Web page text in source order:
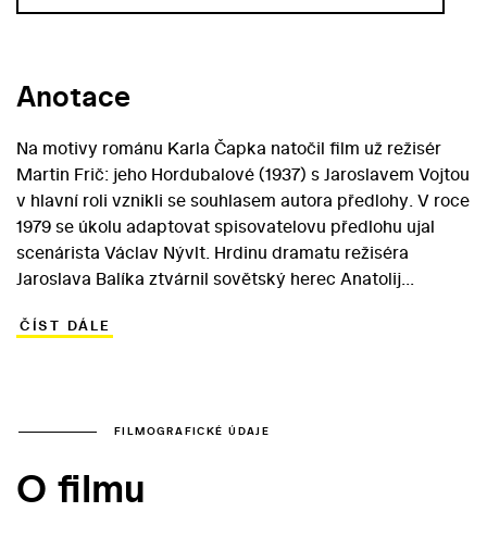
Anotace
Na motivy románu Karla Čapka natočil film už režisér
Martin Frič: jeho Hordubalové (1937) s Jaroslavem Vojtou
v hlavní roli vznikli se souhlasem autora předlohy. V roce
1979 se úkolu adaptovat spisovatelovu předlohu ujal
scenárista Václav Nývlt. Hrdinu dramatu režiséra
Jaroslava Balíka ztvárnil sovětský herec Anatolij
dřiny v daleké Americe. Rodina Juraje Hordubala i jeho
Sándor Ozted) – a aby obhájila svůj nový život, neváhá
autenticitu venkovského prostředí zůstala i Balíkova
ČÍST DÁLE
FILMOGRAFICKÉ ÚDAJE
O filmu